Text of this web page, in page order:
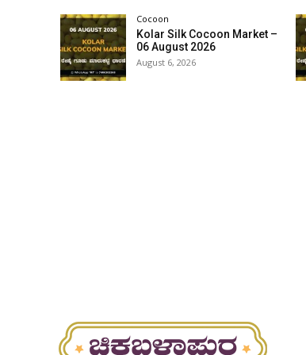
Cocoon
Kolar Silk Cocoon Market –
06 August 2026
August 6, 2026